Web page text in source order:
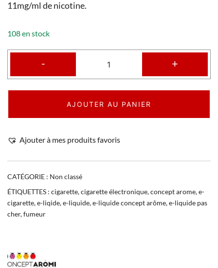
11mg/ml de nicotine.
108 en stock
- +
AJOUTER AU PANIER
Ajouter à mes produits favoris
CATÉGORIE : Non classé
ÉTIQUETTES : cigarette,cigarette électronique,concept arome,e-
cigarette,e-liqide,e-liquide,e-liquide concept arôme,e-liquide pas
cher,fumeur